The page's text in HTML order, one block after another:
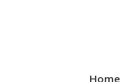
Home